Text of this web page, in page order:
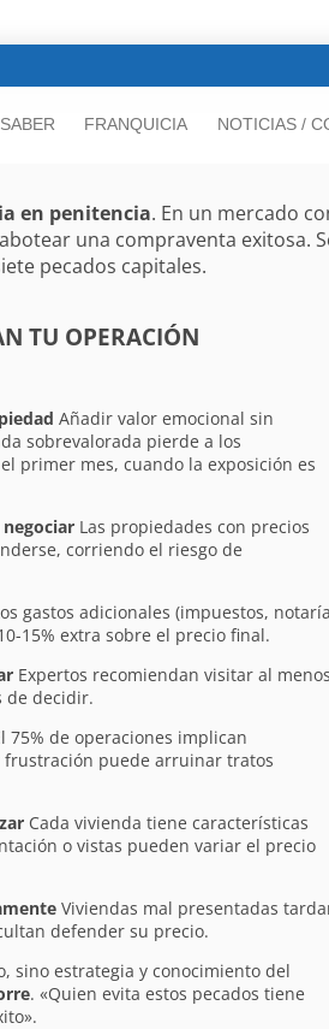
FRANQUICIA NOTICIAS /
en penitencia. En un mercado
una compraventa exitosa.
pecados capitales.
TU OPERACIÓN
Añadir valor emocional sin
sobrevalorada pierde a los
primer mes, cuando la exposición es
Las propiedades con precios
corriendo el riesgo de
gastos adicionales (impuestos,
15% extra sobre el precio final.
Expertos recomiendan visitar al menos
de decidir.
75% de operaciones implican
frustración puede arruinar tratos
Cada vivienda tiene características
o vistas pueden variar el precio
Viviendas mal presentadas
defender su precio.
sino estrategia y conocimiento del
. «Quien evita estos pecados tiene